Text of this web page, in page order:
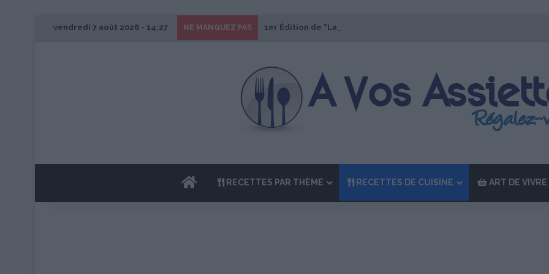
vendredi 7 août 2026 - 14:27 NE MANQUEZ PAS 1er Édition de “La Semaine des Chefs” du 19 au 24 octobre 2026
ACCUEILRECETTES PAR THÈME RECETTES DE CUISINE ART DE VIVRE